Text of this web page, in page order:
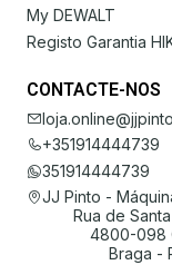
My DEWALT
Registo Garantia
CONTACTE-NOS
+351914444739
351914444739
JJ Pinto -
Rua de
4800-098
Braga -